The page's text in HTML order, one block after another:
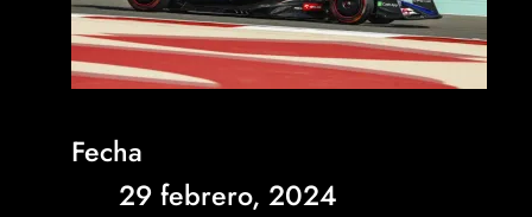
Fecha
29 febrero, 2024